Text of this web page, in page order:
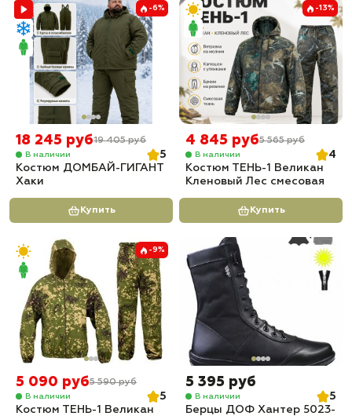
-6%
18 245 руб19 405 руб
В наличии
5
Костюм ДОМБАЙ-ГИГАНТ
Хаки
Купить
-13%
4 845 руб5 565 руб
В наличии
4
Костюм ТЕНЬ-1 Великан
Кленовый Лес смесовая
Купить
-9%
5 090 руб5 590 руб
В наличии
5
Костюм ТЕНЬ-1 Великан
5 395 руб
В наличии
5
Берцы ДОФ Хантер 5023-